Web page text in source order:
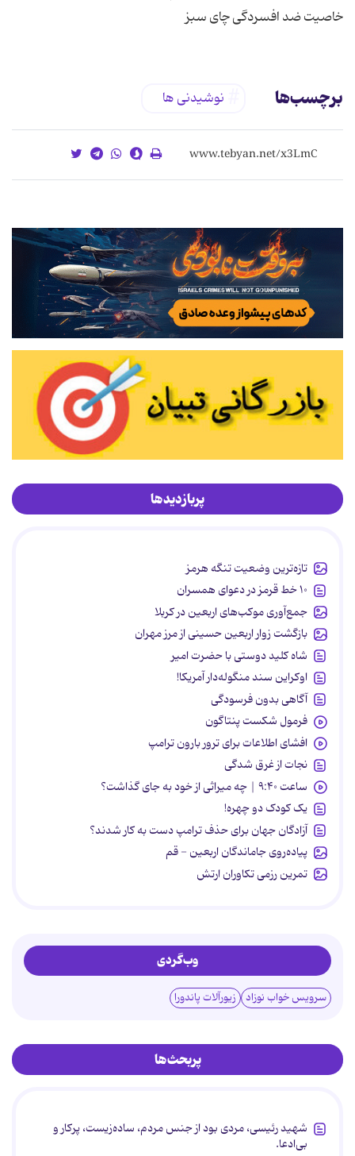
خاصیت ضد افسردگی چای سبز
برچسب‌ها نوشیدنی ها
پربازدیدها
تازه‌ترین وضعیت تنگه هرمز
۱۰ خط قرمز در دعوای همسران
جمع‌آوری موکب‌های اربعین در کربلا
بازگشت زوار اربعین حسینی از مرز مهران
شاه کلید دوستی با حضرت امیر
اوکراین سند منگوله‌دار آمریکا!
آگاهی بدون فرسودگی
فرمول شکست پنتاگون
افشای اطلاعات برای ترور بارون ترامپ
نجات از غرق شدگی
ساعت ۹:۴۰ | چه میراثی از خود به جای گذاشت؟
یک کودک دو چهره!
آزادگان جهان برای حذف ترامپ دست به کار شدند؟
پیاده‌روی جاماندگان اربعین - قم
تمرین رزمی تکاوران ارتش
وب‌گردی
سرویس خواب نوزاد زیورآلات پاندورا
پربحث‌ها
شهید رئیسی، مردی بود از جنس مردم، ساده‌زیست، پرکار و
بی‌ادعا.